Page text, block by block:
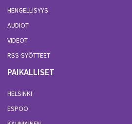
HENGELLISYYS
AUDIOT
VIDEOT
RSS-SYÖTTEET
PAIKALLISET
HELSINKI
ESPOO